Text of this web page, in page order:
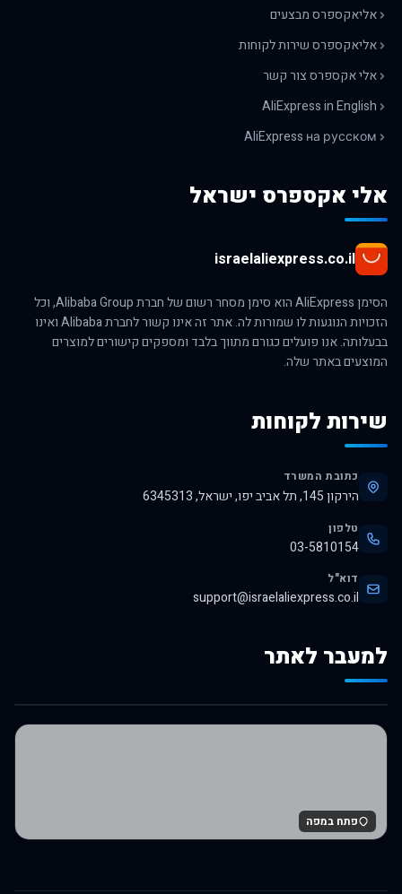
אליאקספרס מבצעים
אליאקספרס שירות לקוחות
אלי אקספרס צור קשר
AliExpress in English
AliExpress на русском
אלי אקספרס ישראל
israelaliexpress.co.il
הסימן AliExpress הוא סימן מסחר רשום של חברת Alibaba Group, וכל
הזכויות הנוגעות לו שמורות לה. אתר זה אינו קשור לחברת Alibaba ואינו
בבעלותה. אנו פועלים כגורם מתווך בלבד ומספקים קישורים למוצרים
המוצעים באתר שלה.
שירות לקוחות
כתובת המשרד
הירקון 145, תל אביב יפו, ישראל, 6345313
טלפון
03-5810154
דוא"ל
support@israelaliexpress.co.il
למעבר לאתר
לרכישה באלי אקספרס
פתח במפה